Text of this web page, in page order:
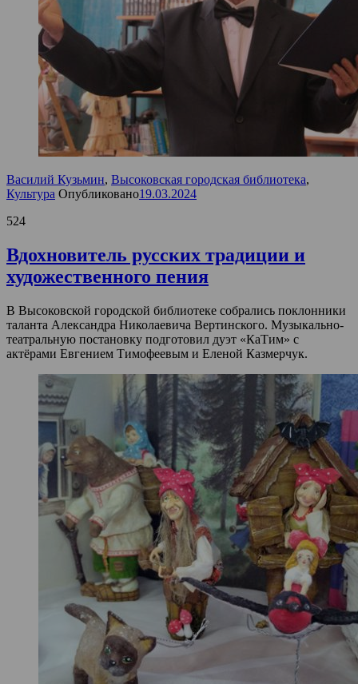
Василий Кузьмин, Высоковская городская библиотека,
Культура Опубликовано19.03.2024
524
Вдохновитель русских традиции и
художественного пения
В Высоковской городской библиотеке собрались поклонники
таланта Александра Николаевича Вертинского. Музыкально-
театральную постановку подготовил дуэт «КаТим» с
актёрами Евгением Тимофеевым и Еленой Казмерчук.